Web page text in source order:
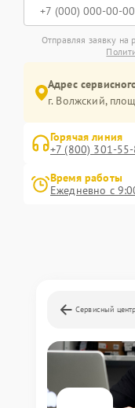
Отправляя заявку на
Адрес
г. Волжский,
Горячая линия
+7 (800) 301-
Время работы
Ежедневно с
Сервисный